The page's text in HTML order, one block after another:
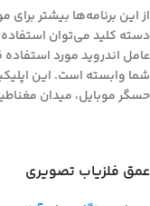
از این برنامه‌ها بیشتر
دسته‌ کلید می‌توان
عامل اندروید مورد
شما وابسته است. این
حسگر موبایل، میدان
عمق فلزیاب تصویری